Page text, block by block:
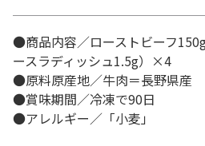
●商品内容／ローストビーフ
ースラディッシュ1.5g）×4
●原料原産地／牛肉＝長野県産
●賞味期間／冷凍で90日
●アレルギー／「小麦」